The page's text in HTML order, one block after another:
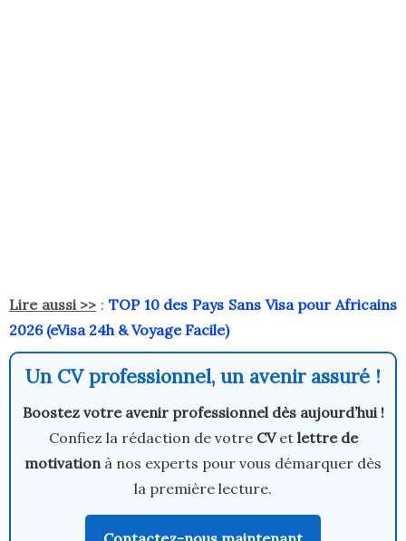
Lire aussi >> : TOP 10 des Pays Sans Visa pour Africains
2026 (eVisa 24h & Voyage Facile)
Un CV professionnel, un avenir assuré !
Boostez votre avenir professionnel dès aujourd’hui !
Confiez la rédaction de votre CVet lettre de
motivationà nos experts pour vous démarquer dès
la première lecture.